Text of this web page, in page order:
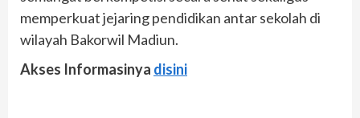
memperkuat jejaring pendidikan antar sekolah di
wilayah Bakorwil Madiun.
Akses Informasinya disini